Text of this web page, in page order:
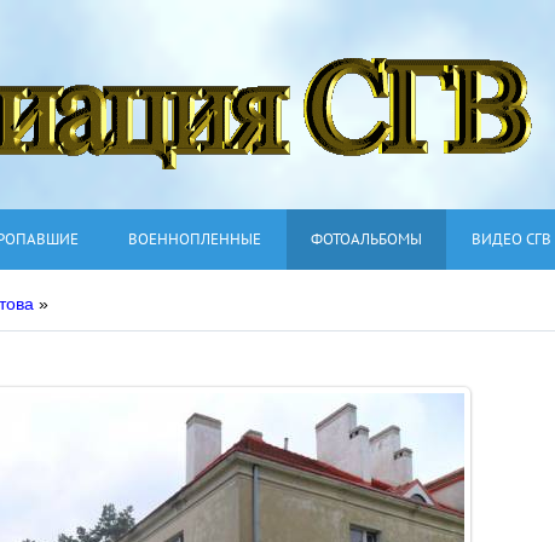
ВОЕННОПЛЕННЫЕ ФОТОАЛЬБОМЫ ВИДЕО СГВ
»